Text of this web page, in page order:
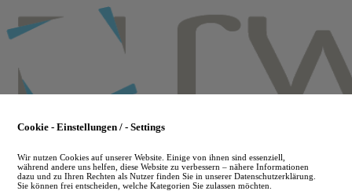
to
main
Cookie - Einstellungen / - Settings
Wir nutzen Cookies auf unserer Website. Einige von ihnen sind essenziell,
während andere uns helfen, diese Website zu verbessern – nähere Informationen
dazu und zu Ihren Rechten als Nutzer finden Sie in unserer Datenschutzerklärung.
Sie können frei entscheiden, welche Kategorien Sie zulassen möchten.